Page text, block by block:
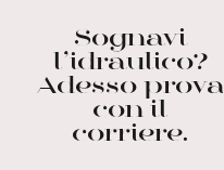
Sognavi
l’idraulico?
Adesso prova
con il
corriere.